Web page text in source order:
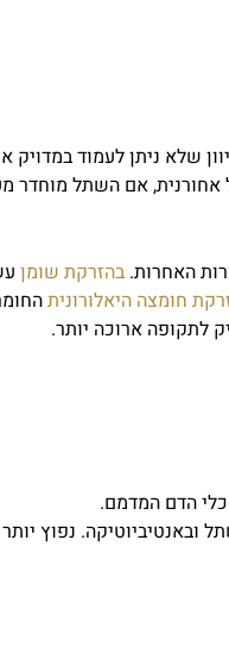
שלא ניתן לעמוד במדויק
אם השתל מוחדר
האחרות. בהזרקת שומן
חומצה היאלורונית
לתקופה ארוכה יותר.
הדם המדמם.
ובאנטיביוטיקה. נפוץ יותר